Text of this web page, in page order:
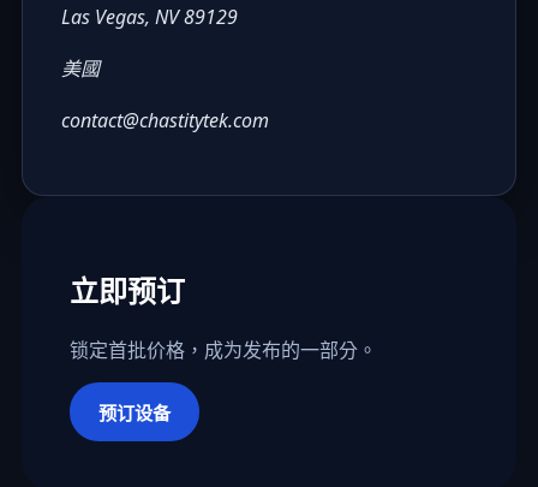
Las Vegas, NV 89129
美國
contact@chastitytek.com
立即预订
锁定首批价格，成为发布的一部分。
预订设备